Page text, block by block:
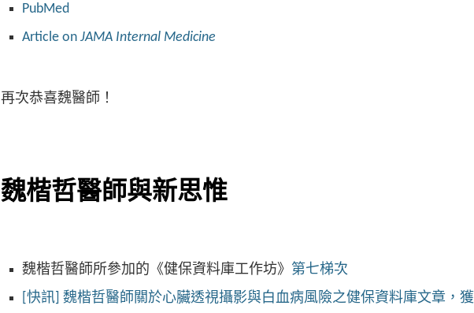
PubMed
Article on JAMA Internal Medicine
再次恭喜魏醫師！
魏楷哲醫師與新思惟
魏楷哲醫師所參加的《健保資料庫工作坊》 第七梯次
[快訊] 魏楷哲醫師關於心臟透視攝影與白血病風險之健保資料庫文章，獲